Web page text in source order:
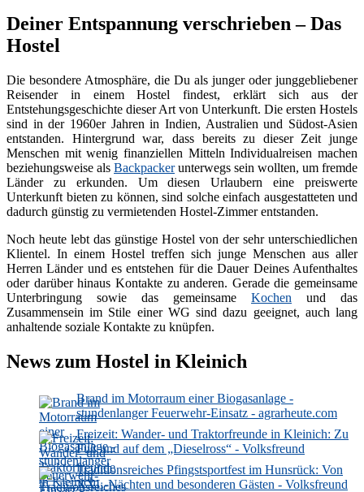
Deiner Entspannung verschrieben – Das
Hostel
Die besondere Atmosphäre, die Du als junger oder junggebliebener
Reisender in einem Hostel findest, erklärt sich aus der
Entstehungsgeschichte dieser Art von Unterkunft. Die ersten Hostels
sind in der 1960er Jahren in Indien, Australien und Südost-Asien
entstanden. Hintergrund war, dass bereits zu dieser Zeit junge
Menschen mit wenig finanziellen Mitteln Individualreisen machen
beziehungsweise als Backpackerunterwegs sein wollten, um fremde
Länder zu erkunden. Um diesen Urlaubern eine preiswerte
Unterkunft bieten zu können, sind solche einfach ausgestatteten und
dadurch günstig zu vermietenden Hostel-Zimmer entstanden.
Noch heute lebt das günstige Hostel von der sehr unterschiedlichen
Klientel. In einem Hostel treffen sich junge Menschen aus aller
Herren Länder und es entstehen für die Dauer Deines Aufenthaltes
oder darüber hinaus Kontakte zu anderen. Gerade die gemeinsame
Unterbringung sowie das gemeinsame Kochen und das
Zusammensein im Stile einer WG sind dazu geeignet, auch lang
anhaltende soziale Kontakte zu knüpfen.
News zum Hostel in Kleinich
Brand im Motorraum einer Biogasanlage -
stundenlanger Feuerwehr-Einsatz - agrarheute.com
Freizeit: Wander- und Traktorfreunde in Kleinich: Zu
Fuß und auf dem „Dieselross“ - Volksfreund
Traditionsreiches Pfingstsportfest im Hunsrück: Von
XXL-Nächten und besonderen Gästen - Volksfreund